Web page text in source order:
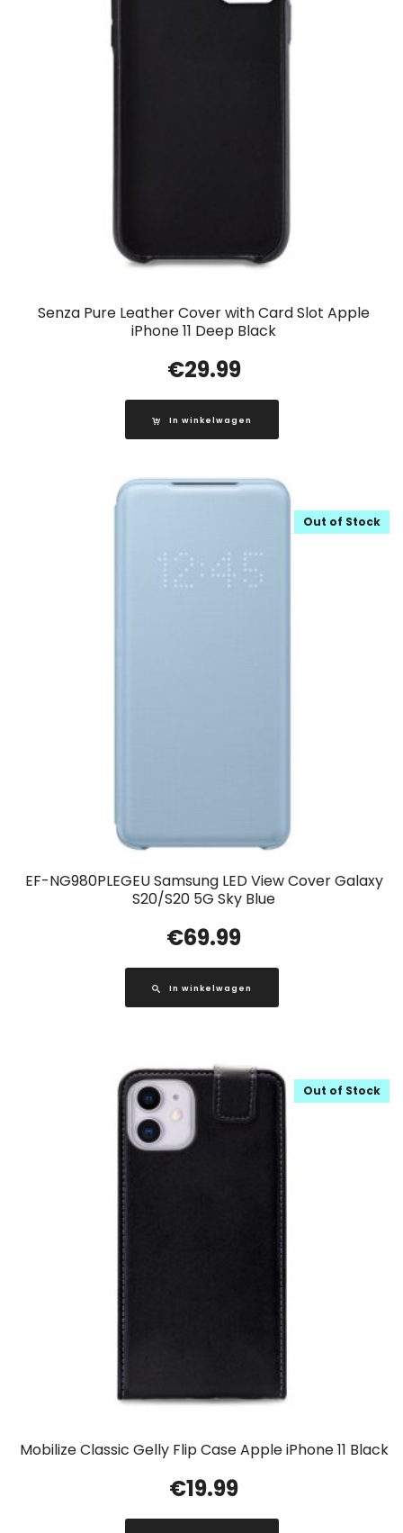
Senza Pure Leather Cover with Card Slot Apple
iPhone 11 Deep Black
€29.99
In winkelwagen
EF-NG980PLEGEU Samsung LED View Cover Galaxy
S20/S20 5G Sky Blue
Out of Stock
€69.99
In winkelwagen
Mobilize Classic Gelly Flip Case Apple iPhone 11 Black
Out of Stock
€19.99